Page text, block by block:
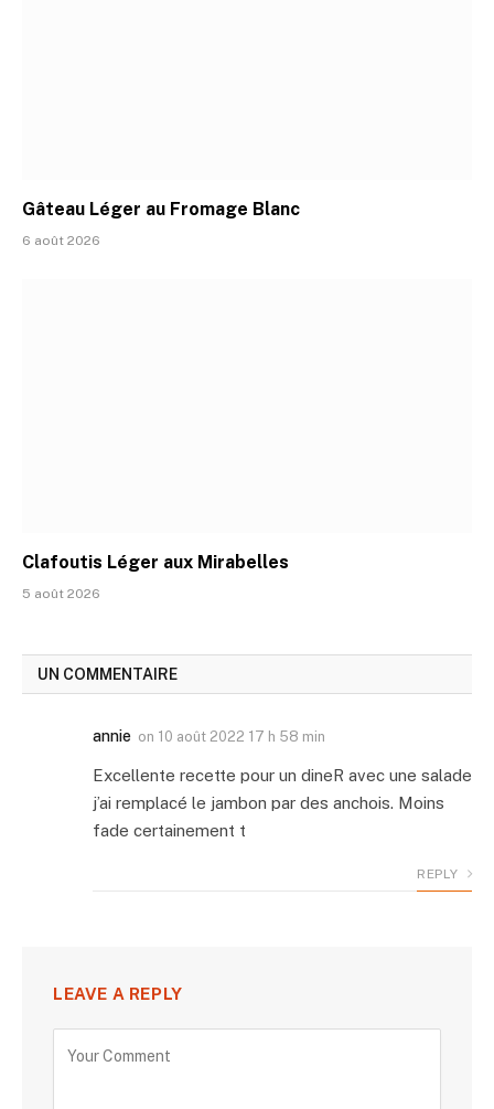
Gâteau Léger au Fromage Blanc
6 août 2026
Clafoutis Léger aux Mirabelles
5 août 2026
UN COMMENTAIRE
annie on 10 août 2022 17 h 58 min
Excellente recette pour un dineR avec une salade
j’ai remplacé le jambon par des anchois. Moins
fade certainement t
REPLY
LEAVE A REPLY